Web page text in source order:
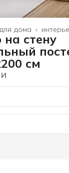
дома ›
стену
см